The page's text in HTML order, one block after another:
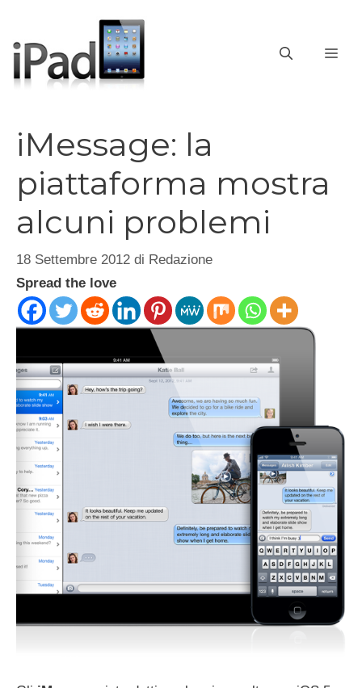
contenuto
iMessage: la
piattaforma mostra
alcuni problemi
18 Settembre 2012 di Redazione
Spread the love